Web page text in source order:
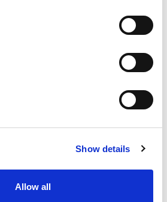
Show details
Allow all